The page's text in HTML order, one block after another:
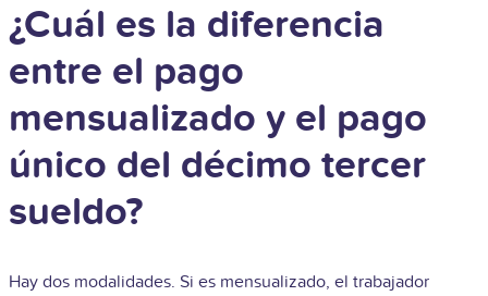
¿Cuál es la diferencia
entre el pago
mensualizado y el pago
único del décimo tercer
sueldo?
Hay dos modalidades. Si es mensualizado, el trabajador